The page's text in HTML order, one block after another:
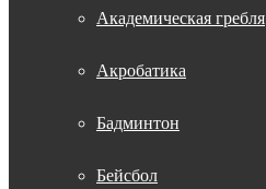
Академическая гребля
Акробатика
Бадминтон
Бейсбол